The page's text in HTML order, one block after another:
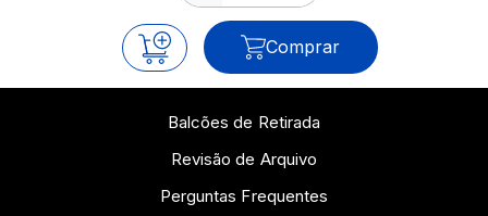
Comprar
Balcões de Retirada
Revisão de Arquivo
Perguntas Frequentes